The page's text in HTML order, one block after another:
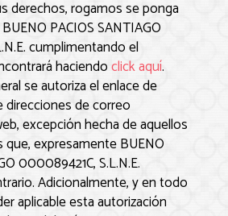
derechos, rogamos se ponga
BUENO PACIOS SANTIAGO
cumplimentando el
haciendoclick aquí.
se autoriza el enlace de
direcciones de correo
excepción hecha de aquellos
expresamenteBUENO
000089421C, S.L.N.E.
Adicionalmente, y en todo
aplicable esta autorización